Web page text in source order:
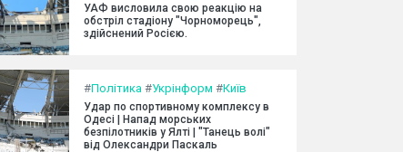
УАФ висловила свою реакцію на
обстріл стадіону "Чорноморець",
здійснений Росією.
#Політика #Укрінформ #Київ
Удар по спортивному комплексу в
Одесі | Напад морських
безпілотників у Ялті | "Танець волі"
від Олександри Паскаль